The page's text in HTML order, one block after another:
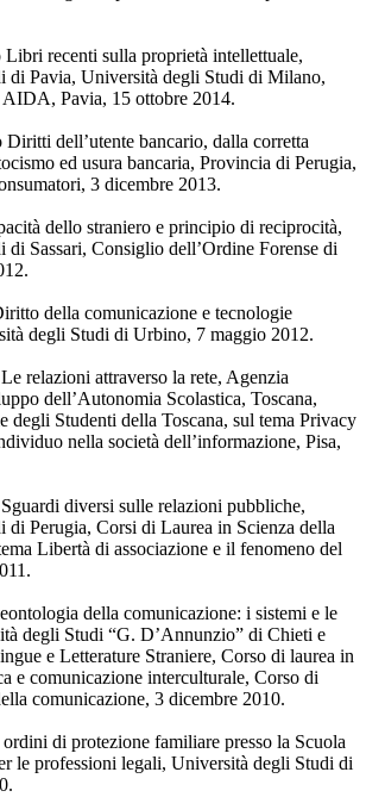
Libri recenti sulla proprietà intellettuale,
di Pavia, Università degli Studi di Milano,
Pavia, 15 ottobre 2014.
dell’utente bancario, dalla corretta
ed usura bancaria, Provincia di Perugia,
3 dicembre 2013.
dello straniero e principio di reciprocità,
Sassari, Consiglio dell’Ordine Forense di
della comunicazione e tecnologie
degli Studi di Urbino, 7 maggio 2012.
relazioni attraverso la rete, Agenzia
dell’Autonomia Scolastica, Toscana,
degli Studenti della Toscana, sul tema Privacy
nella società dell’informazione, Pisa,
diversi sulle relazioni pubbliche,
di Perugia, Corsi di Laurea in Scienza della
Libertà di associazione e il fenomeno del
della comunicazione: i sistemi e le
degli Studi “G. D’Annunzio” di Chieti e
e Letterature Straniere, Corso di laurea in
e comunicazione interculturale, Corso di
comunicazione, 3 dicembre 2010.
di protezione familiare presso la Scuola
le professioni legali, Università degli Studi di